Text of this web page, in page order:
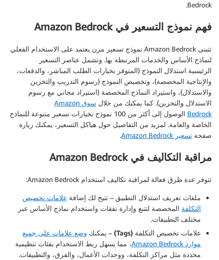
Bedrock.
فهم نموذج التسعير في Amazon Bedrock
تتبنى Amazon Bedrock نموذج تسعير مرن يعتمد على الاستخدام الفعلي
لنماذج الأساس والخدمات المرتبطة بها. وتشمل عناصر التسعير
الرئيسية استدلال النموذج (المتوفر بخيارات الطلب المباشر، والدفعات،
والإنتاجية المخصصة)، وتخصيص النموذج (رسوم التدريب والتخزين
والاستدلال)، واستيراد النماذج المخصصة (استيراد مجاني مع رسوم
الاستدلال والتخزين). كما يمكنك من خلال
سوق Amazon
Bedrock
الوصول إلى أكثر من 100 نموذج بخيارات تسعير متنوعة للنماذج
الخاصة والعامة. لمزيد من التفاصيل حول هياكل التسعير، يمكنك زيارة
صفحة تسعير Amazon Bedrock .
مراقبة التكاليف في Amazon Bedrock
تتوفر عدة طرق فعالة لمراقبة تكاليف استخدام Amazon Bedrock:
ملفات تعريف استدلال التطبيق – تتيح لك إضافة علامات تخصيص
التكلفة المخصصة لتتبع وإدارة نفقات واستخدام نماذج الأساس عبر
مختلف التطبيقات.
علامات تخصيص التكلفة (Tags)
– يمكنك وضع علامات على جميع
موارد Amazon Bedrock
، مما يسهل ربط الاستخدام بفئات تنظيمية
محددة مثل مراكز التكلفة، ووحدات الأعمال، والفرق، والتطبيقات.